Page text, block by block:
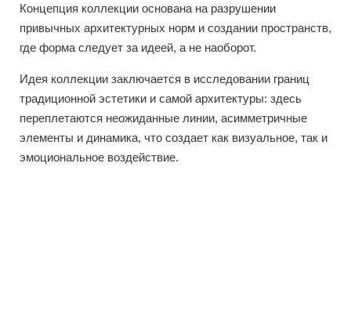
Концепция коллекции основана на разрушении
привычных архитектурных норм и создании пространств,
где форма следует за идеей, а не наоборот.
Идея коллекции заключается в исследовании границ
традиционной эстетики и самой архитектуры: здесь
переплетаются неожиданные линии, асимметричные
элементы и динамика, что создает как визуальное, так и
эмоциональное воздействие.